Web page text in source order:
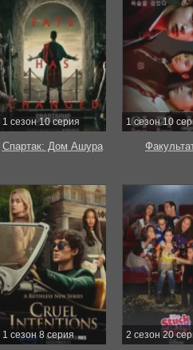
1 сезон 10 серия
Спартак: Дом Ашура
1 сезон 10
1 сезон 8 серия 2 сезон 20